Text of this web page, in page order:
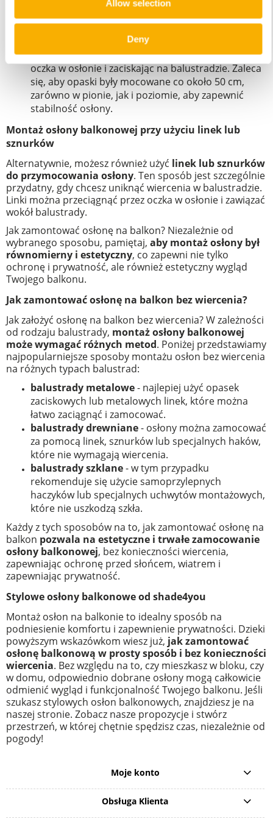
Allow selection
Deny
jednego końca i stopniowo przesuwając się wzdłuż
użyj opasek zaciskowych, przeplatając je przez
oczka w osłonie i zaciskając na balustradzie. Zaleca
się, aby opaski były mocowane co około 50 cm,
zarówno w pionie, jak i poziomie, aby zapewnić
stabilność osłony.
Montaż osłony balkonowej przy użyciu linek lub
sznurków
Alternatywnie, możesz również użyć linek lub sznurków
do przymocowania osłony. Ten sposób jest szczególnie
przydatny, gdy chcesz uniknąć wiercenia w balustradzie.
Linki można przeciągnąć przez oczka w osłonie i zawiązać
wokół balustrady.
Jak zamontować osłonę na balkon? Niezależnie od
wybranego sposobu, pamiętaj, aby montaż osłony był
równomierny i estetyczny, co zapewni nie tylko
ochronę i prywatność, ale również estetyczny wygląd
Twojego balkonu.
Jak zamontować osłonę na balkon bez wiercenia?
Jak założyć osłonę na balkon bez wiercenia? W zależności
od rodzaju balustrady, montaż osłony balkonowej
może wymagać różnych metod. Poniżej przedstawiamy
najpopularniejsze sposoby montażu osłon bez wiercenia
na różnych typach balustrad:
balustrady metalowe- najlepiej użyć opasek
zaciskowych lub metalowych linek, które można
łatwo zaciągnąć i zamocować.
balustrady drewniane- osłony można zamocować
za pomocą linek, sznurków lub specjalnych haków,
które nie wymagają wiercenia.
balustrady szklane- w tym przypadku
rekomenduje się użycie samoprzylepnych
haczyków lub specjalnych uchwytów montażowych,
które nie uszkodzą szkła.
Każdy z tych sposobów na to, jak zamontować osłonę na
balkon pozwala na estetyczne i trwałe zamocowanie
osłony balkonowej, bez konieczności wiercenia,
zapewniając ochronę przed słońcem, wiatrem i
zapewniając prywatność.
Stylowe osłony balkonowe od shade4you
Montaż osłon na balkonie to idealny sposób na
podniesienie komfortu i zapewnienie prywatności. Dzieki
powyższym wskazówkom wiesz już, jak zamontować
osłonę balkonową w prosty sposób i bez konieczności
wiercenia. Bez względu na to, czy mieszkasz w bloku, czy
w domu, odpowiednio dobrane osłony mogą całkowicie
odmienić wygląd i funkcjonalność Twojego balkonu. Jeśli
szukasz stylowych osłon balkonowych, znajdziesz je na
naszej stronie. Zobacz nasze propozycje i stwórz
przestrzeń, w której chętnie spędzisz czas, niezależnie od
pogody!
Moje konto
Obsługa Klienta